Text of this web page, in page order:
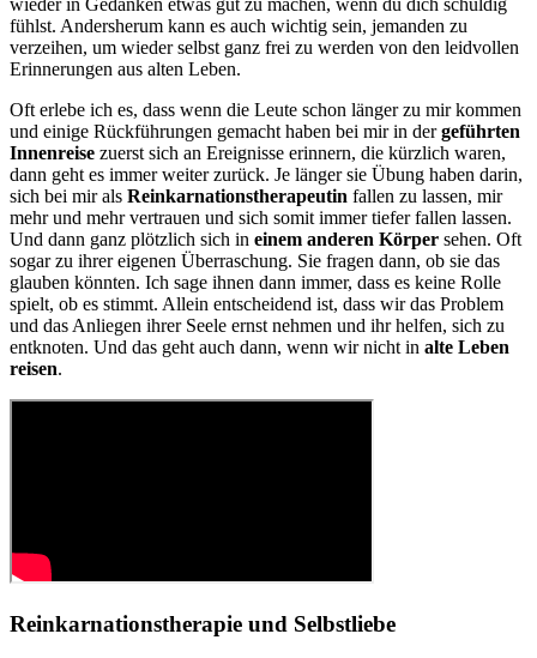
wieder in Gedanken etwas gut zu machen, wenn du dich schuldig
fühlst. Andersherum kann es auch wichtig sein, jemanden zu
verzeihen, um wieder selbst ganz frei zu werden von den leidvollen
Erinnerungen aus alten Leben.
Oft erlebe ich es, dass wenn die Leute schon länger zu mir kommen
und einige Rückführungen gemacht haben bei mir in dergeführten
Innenreise zuerst sich an Ereignisse erinnern, die kürzlich waren,
dann geht es immer weiter zurück. Je länger sie Übung haben darin,
sich bei mir als Reinkarnationstherapeutin fallen zu lassen, mir
mehr und mehr vertrauen und sich somit immer tiefer fallen lassen.
Und dann ganz plötzlich sich in einem anderen Körper sehen. Oft
sogar zu ihrer eigenen Überraschung. Sie fragen dann, ob sie das
glauben könnten. Ich sage ihnen dann immer, dass es keine Rolle
spielt, ob es stimmt. Allein entscheidend ist, dass wir das Problem
und das Anliegen ihrer Seele ernst nehmen und ihr helfen, sich zu
entknoten. Und das geht auch dann, wenn wir nicht in alte Leben
reisen.
Reinkarnationstherapie und Selbstliebe